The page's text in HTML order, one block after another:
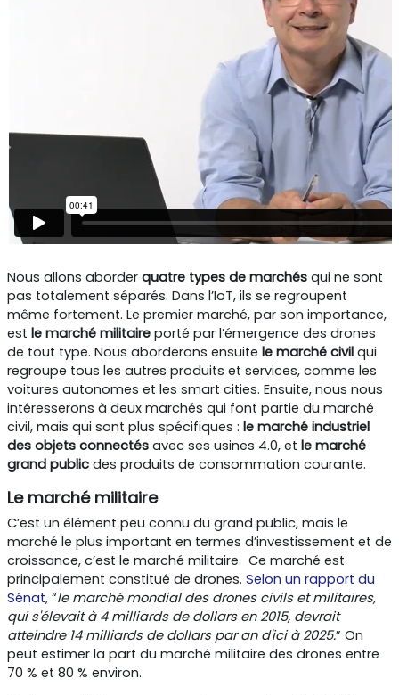
Nous allons aborder quatre types de marchés qui ne sont
pas totalement séparés. Dans l’IoT, ils se regroupent
même fortement. Le premier marché, par son importance,
est le marché militaire porté par l’émergence des drones
de tout type. Nous aborderons ensuite le marché civil qui
regroupe tous les autres produits et services, comme les
voitures autonomes et les smart cities. Ensuite, nous nous
intéresserons à deux marchés qui font partie du marché
civil, mais qui sont plus spécifiques : le marché industriel
des objets connectés avec ses usines 4.0, et le marché
grand public des produits de consommation courante.
Le marché militaire
C’est un élément peu connu du grand public, mais le
marché le plus important en termes d’investissement et de
croissance, c’est le marché militaire. Ce marché est
principalement constitué de drones. Selon un rapport du
Sénat, “le marché mondial des drones civils et militaires,
qui s'élevait à 4 milliards de dollars en 2015, devrait
atteindre 14 milliards de dollars par an d'ici à 2025.” On
peut estimer la part du marché militaire des drones entre
70 % et 80 % environ.